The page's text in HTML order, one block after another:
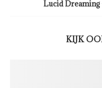
Lucid Dreaming
KIJK